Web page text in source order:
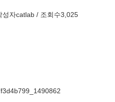
성자catlab / 조회수3,025